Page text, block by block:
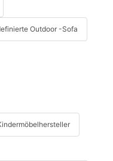
Outdoor -Sofa